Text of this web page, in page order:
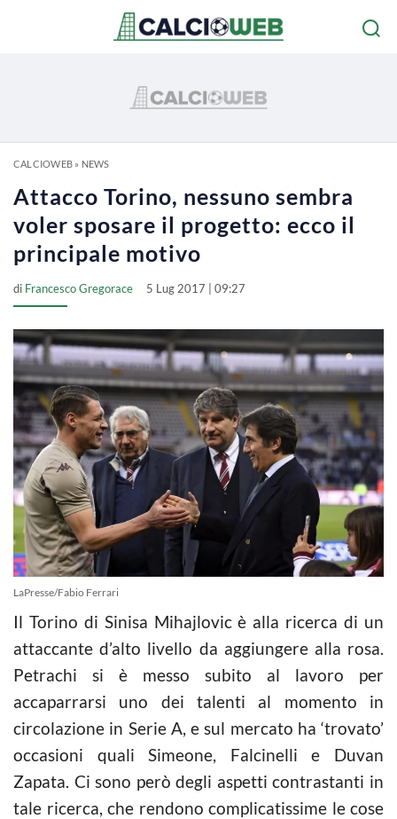
CALCIOWEB» NEWS
Attacco Torino, nessuno sembra
voler sposare il progetto: ecco il
principale motivo
di Francesco Gregorace 5 Lug 2017 | 09:27
LaPresse/Fabio Ferrari
Il Torino di Sinisa Mihajlovic è alla ricerca di un
attaccante d’alto livello da aggiungere alla rosa.
Petrachi si è messo subito al lavoro per
accaparrarsi uno dei talenti al momento in
circolazione in Serie A, e sul mercato ha ‘trovato’
occasioni quali Simeone, Falcinelli e Duvan
Zapata. Ci sono però degli aspetti contrastanti in
tale ricerca, che rendono complicatissime le cose